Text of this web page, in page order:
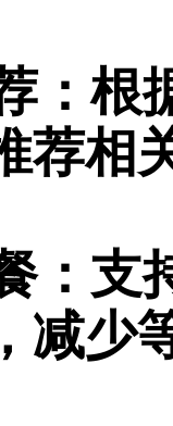
：根
荐相
：支
减少